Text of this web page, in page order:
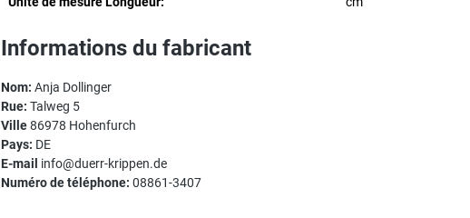
Informations du fabricant
Nom: Anja Dollinger
Rue: Talweg 5
Ville86978 Hohenfurch
Pays: DE
E-mail info@duerr-krippen.de
Numéro de téléphone: 08861-3407